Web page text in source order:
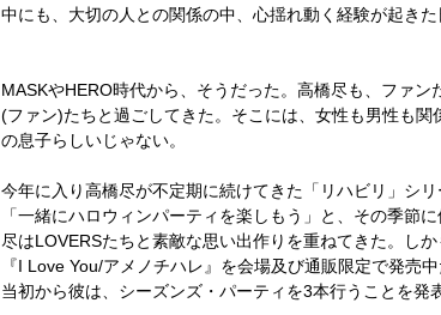
中にも、大切の人との関係の中、心揺れ動く経験が起き
MASKやHERO時代から、そうだった。高橋尽も、ファ
(ファン)たちと過ごしてきた。そこには、女性も男性も
の息子らしいじゃない。
今年に入り高橋尽が不定期に続けてきた「リハビリ」シ
「一緒にハロウィンパーティを楽しもう」と、その季節
尽はLOVERSたちと素敵な思い出作りを重ねてきた。し
『I Love You/アメノチハレ』を会場及び通販限定で発売中
当初から彼は、シーズンズ・パーティを3本行うことを発